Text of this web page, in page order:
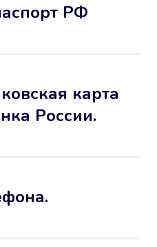
РФ
карта
России.